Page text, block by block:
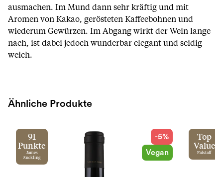
ausmachen. Im Mund dann sehr kräftig und mit
Aromen von Kakao, gerösteten Kaffeebohnen und
wiederum Gewürzen. Im Abgang wirkt der Wein lange
nach, ist dabei jedoch wunderbar elegant und seidig
weich.
Ähnliche Produkte
91
Punkte
James
Suckling
-5%
Vegan
Top
Value
Falstaff